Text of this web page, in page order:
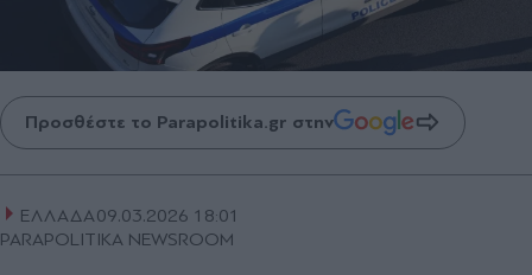
Προσθέστε το Parapolitika.gr στην
ΕΛΛΑΔΑ09.03.2026 18:01
PARAPOLITIKA NEWSROOM